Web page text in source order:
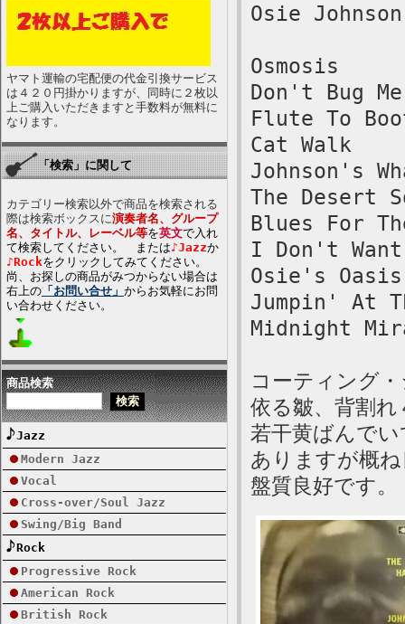
ヤマト運輸の宅配便の代金引換サービス
は４２０円掛かりますが、同時に２枚以
上ご購入いただきますと手数料が無料に
なります。
「検索」に関して
カテゴリー検索以外で商品を検索される
際は検索ボックスに演奏者名、グループ
名、タイトル、レーベル等を英文で入れ
て検索してください。 または♪Jazzか
♪Rockをクリックしてみてください。
尚、お探しの商品がみつからない場合は
右上の 「お問い合せ」 からお気軽にお問
い合わせください。
商品検索
Jazz
Modern Jazz
Vocal
Cross-over/Soul Jazz
Swing/Big Band
Rock
Progressive Rock
American Rock
British Rock
Osie
Osmosis
Don't Bug
Flute To
Cat Walk
Johnson's
The Desert
Blues For
I Don't Want
Osie's Oasis
Jumpin' At
Midnight
コーティング
依る皺、背割
若干黄ばんで
ありますが概
盤質良好です。